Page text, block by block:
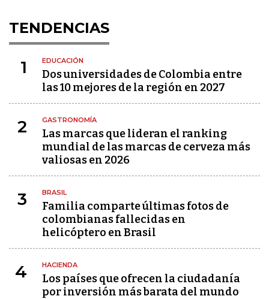
TENDENCIAS
1 EDUCACIÓN
Dos universidades de Colombia entre
las 10 mejores de la región en 2027
2 GASTRONOMÍA
Las marcas que lideran el ranking
mundial de las marcas de cerveza más
valiosas en 2026
3 BRASIL
Familia comparte últimas fotos de
colombianas fallecidas en
helicóptero en Brasil
4 HACIENDA
Los países que ofrecen la ciudadanía
por inversión más barata del mundo